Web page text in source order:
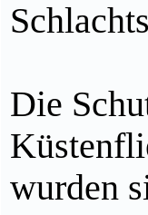
Die
wurden